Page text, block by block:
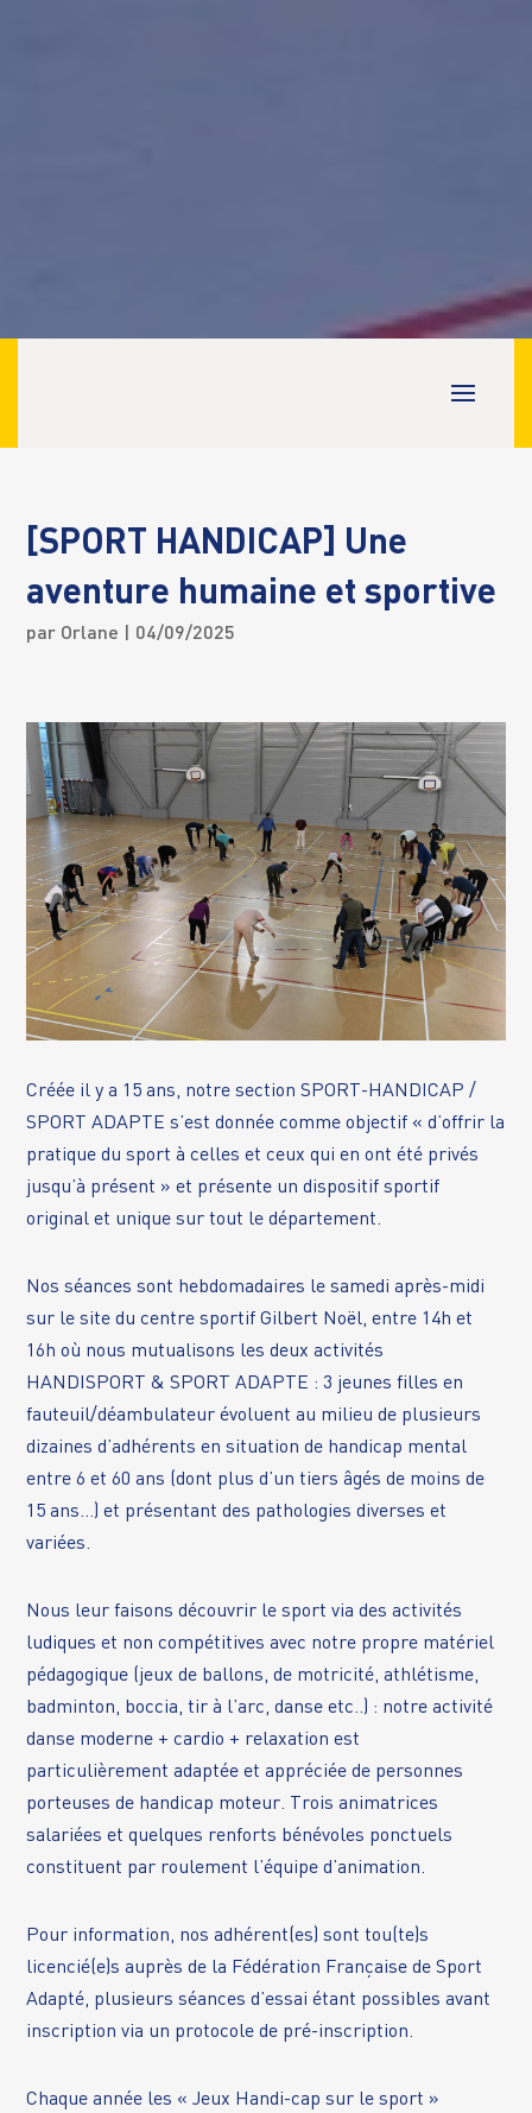
[SPORT HANDICAP] Une
aventure humaine et sportive
par Orlane | 04/09/2025
Créée il y a 15 ans, notre section SPORT-HANDICAP /
SPORT ADAPTE s’est donnée comme objectif « d’offrir la
pratique du sport à celles et ceux qui en ont été privés
jusqu’à présent » et présente un dispositif sportif
original et unique sur tout le département.
Nos séances sont hebdomadaires le samedi après-midi
sur le site du centre sportif Gilbert Noël, entre 14h et
16h où nous mutualisons les deux activités
HANDISPORT & SPORT ADAPTE : 3 jeunes filles en
fauteuil/déambulateur évoluent au milieu de plusieurs
dizaines d’adhérents en situation de handicap mental
entre 6 et 60 ans (dont plus d’un tiers âgés de moins de
15 ans…) et présentant des pathologies diverses et
variées.
Nous leur faisons découvrir le sport via des activités
ludiques et non compétitives avec notre propre matériel
pédagogique (jeux de ballons, de motricité, athlétisme,
badminton, boccia, tir à l’arc, danse etc..) : notre activité
danse moderne + cardio + relaxation est
particulièrement adaptée et appréciée de personnes
porteuses de handicap moteur. Trois animatrices
salariées et quelques renforts bénévoles ponctuels
constituent par roulement l’équipe d’animation.
Pour information, nos adhérent(es) sont tou(te)s
licencié(e)s auprès de la Fédération Française de Sport
Adapté, plusieurs séances d’essai étant possibles avant
inscription via un protocole de pré-inscription.
Chaque année les « Jeux Handi-cap sur le sport »